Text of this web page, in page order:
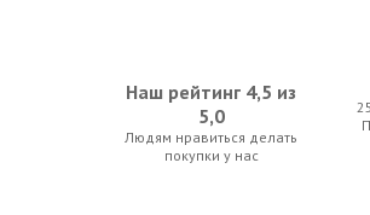
Наш рейтинг 4,5 из
5,0
Людям нравиться делать
покупки у нас